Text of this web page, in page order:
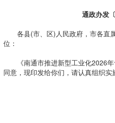
通政办发〔
各县(市、区)人民政府，市各直
位：
《南通市推进新型工业化2026年
同意，现印发给你们，请认真组织实